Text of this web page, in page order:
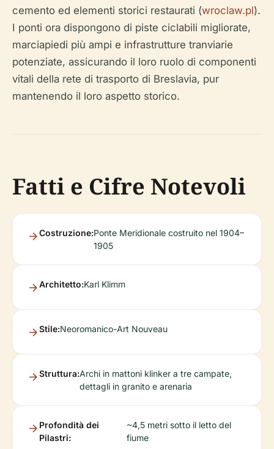
cemento ed elementi storici restaurati (wroclaw.pl).
I ponti ora dispongono di piste ciclabili migliorate,
marciapiedi più ampi e infrastrutture tranviarie
potenziate, assicurando il loro ruolo di componenti
vitali della rete di trasporto di Breslavia, pur
mantenendo il loro aspetto storico.
Fatti e Cifre Notevoli
Costruzione:Ponte Meridionale costruito nel 1904–
1905
Architetto:Karl Klimm
Stile:Neoromanico-Art Nouveau
Struttura:Archi in mattoni klinker a tre campate,
dettagli in granito e arenaria
Profondità dei
Pilastri:
~4,5 metri sotto il letto del
fiume